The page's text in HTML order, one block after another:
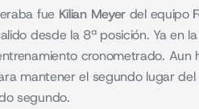
fue Kilian Meyer del equipo
desde la 8ª posición. Ya en
cronometrado.
mantener el segundo lugar
segundo.